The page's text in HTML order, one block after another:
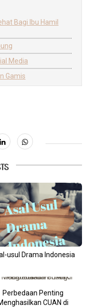
Bagi Ibu Hamil
Media
Gamis
usul Drama Indonesia
Perbedaan Penting
CUAN di